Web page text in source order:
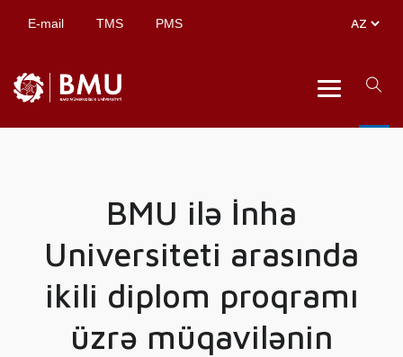
E-mail TMS PMS
BMU ilə İnha
Universiteti arasında
ikili diplom proqramı
üzrə müqavilənin